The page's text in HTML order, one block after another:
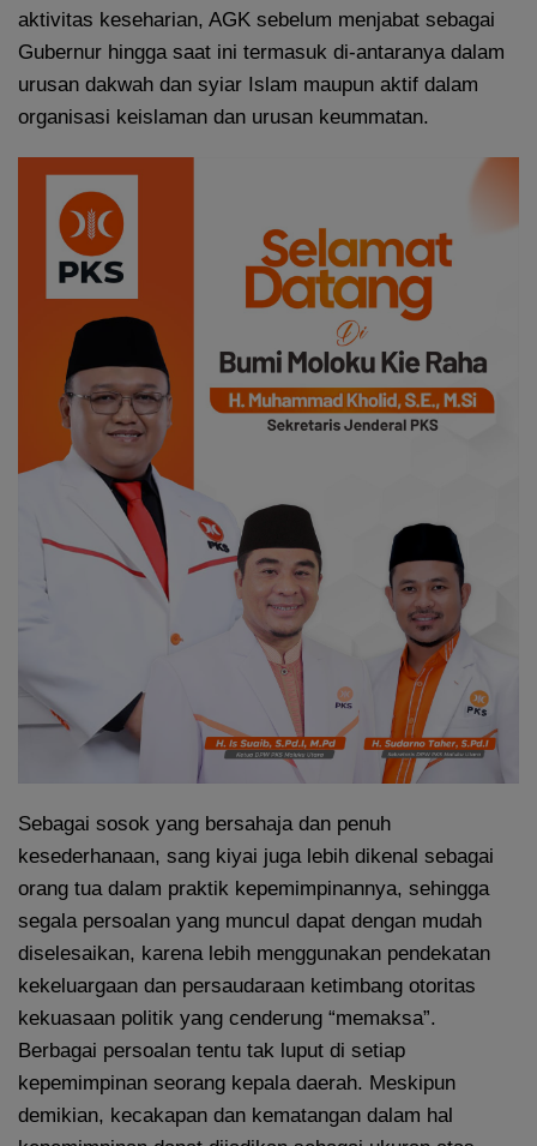
aktivitas keseharian, AGK sebelum menjabat sebagai
Gubernur hingga saat ini termasuk di-antaranya dalam
urusan dakwah dan syiar Islam maupun aktif dalam
organisasi keislaman dan urusan keummatan.
Sebagai sosok yang bersahaja dan penuh
kesederhanaan, sang kiyai juga lebih dikenal sebagai
orang tua dalam praktik kepemimpinannya, sehingga
segala persoalan yang muncul dapat dengan mudah
diselesaikan, karena lebih menggunakan pendekatan
kekeluargaan dan persaudaraan ketimbang otoritas
kekuasaan politik yang cenderung “memaksa”.
Berbagai persoalan tentu tak luput di setiap
kepemimpinan seorang kepala daerah. Meskipun
demikian, kecakapan dan kematangan dalam hal